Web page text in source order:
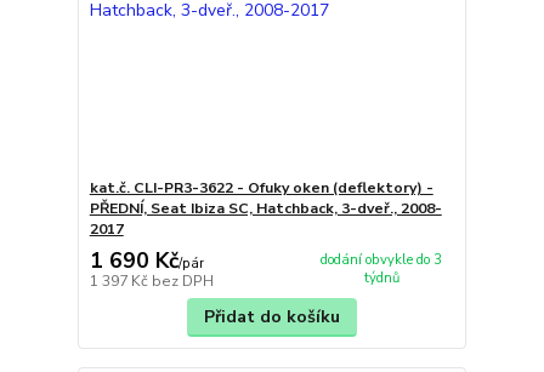
kat.č. CLI-PR3-3622 - Ofuky oken (deflektory) -
PŘEDNÍ, Seat Ibiza SC, Hatchback, 3-dveř., 2008-
2017
1 690 Kč/pár
1 397 Kč bez DPH
dodání obvykle do 3
týdnů
Přidat do košíku